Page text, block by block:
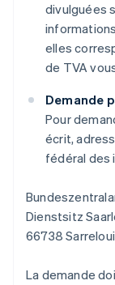
divulguées
elles
de TVA
Demande
Pour
écrit,
fédéral des
Dienstsitz
66738
La demande